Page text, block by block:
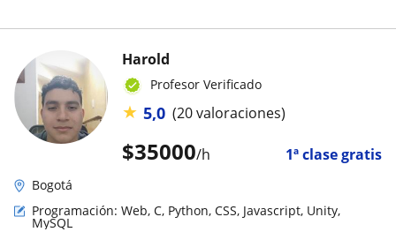
$35000/h 1ª clase gratis
Harold
Profesor Verificado
★ 5,0 (20 valoraciones)
Bogotá
Programación: Web, C, Python, CSS, Javascript, Unity,
MySQL